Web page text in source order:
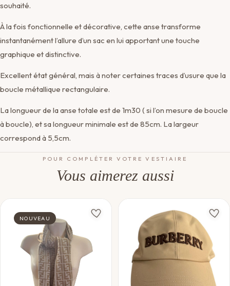
souhaité.
À la fois fonctionnelle et décorative, cette anse transforme
instantanément l’allure d’un sac en lui apportant une touche
graphique et distinctive.
Excellent état général, mais à noter certaines traces d’usure que la
boucle métallique rectangulaire.
La longueur de la anse totale est de 1m30 ( si l’on mesure de boucle
à boucle), et sa longueur minimale est de 85cm. La largeur
correspond à 5,5cm.
POUR COMPLÉTER VOTRE VESTIAIRE
Vous aimerez aussi
NOUVEAU